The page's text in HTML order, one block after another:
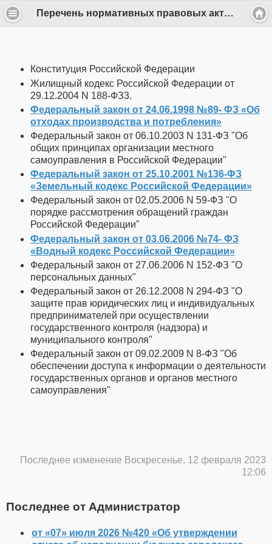
Перечень нормативных правовых актов или их отдельных частей, содержащих обязательные требования - k.slobodsk
Конституция Российской Федерации
Жилищный кодекс Российской Федерации от
29.12.2004 N 188-ФЗ3.
Федеральный закон от 24.06.1998 №89- ФЗ «Об
отходах производства и потребления»
Федеральный закон от 06.10.2003 N 131-ФЗ "Об
общих принципах организации местного
самоуправления в Российской Федерации"
Федеральный закон от 25.10.2001 №136-ФЗ
«Земельный кодекс Российской Федерации»
Федеральный закон от 02.05.2006 N 59-ФЗ "О
порядке рассмотрения обращений граждан
Российской Федерации"
Федеральный закон от 03.06.2006 №74- ФЗ
«Водный кодекс Российской Федерации»
Федеральный закон от 27.06.2006 N 152-ФЗ "О
персональных данных"
Федеральный закон от 26.12.2008 N 294-ФЗ "О
защите прав юридических лиц и индивидуальных
предпринимателей при осуществлении
государственного контроля (надзора) и
муниципального контроля"
Федеральный закон от 09.02.2009 N 8-ФЗ "Об
обеспечении доступа к информации о деятельности
государственных органов и органов местного
самоуправления"
Последнее изменение Воскресенье, 12 февраля 2023
12:06
Последнее от Администратор
от «07» июля 2026 №420 «Об утверждении